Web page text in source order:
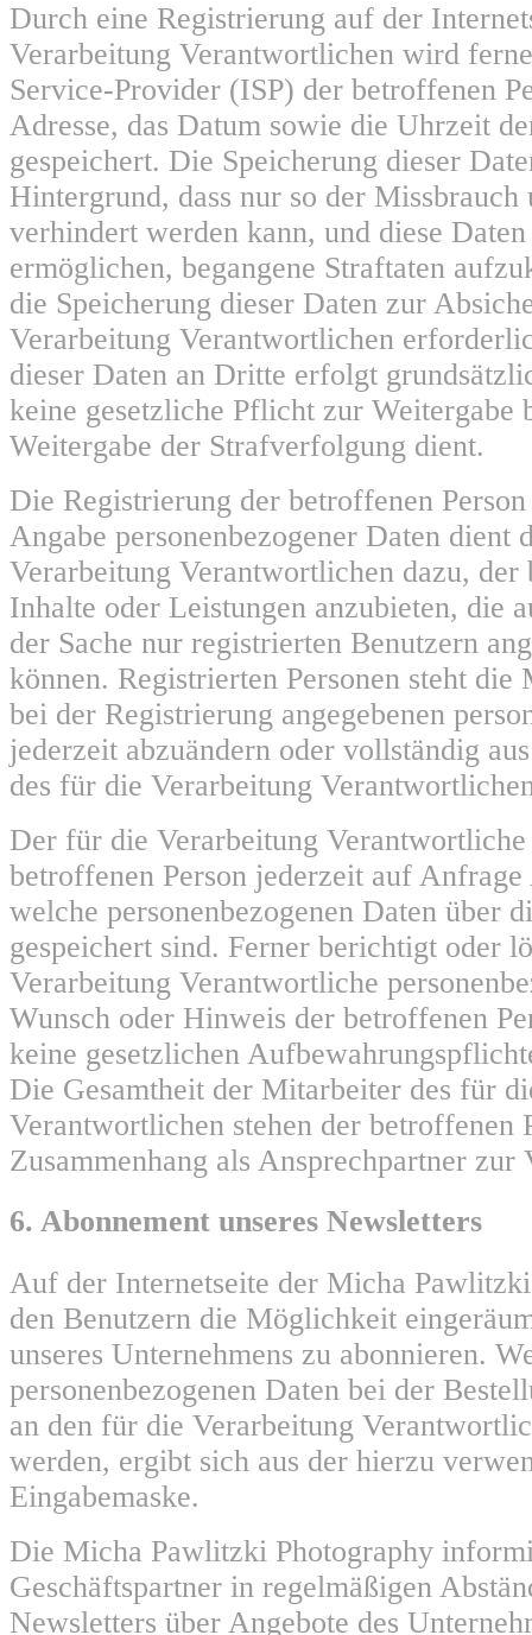
Durch eine Registrierung auf der
Verarbeitung Verantwortlichen wird
Service-Provider (ISP) der betroffenen
Adresse, das Datum sowie die Uhrzeit
gespeichert. Die Speicherung dieser
Hintergrund, dass nur so der Missbrauch
verhindert werden kann, und diese
ermöglichen, begangene Straftaten
die Speicherung dieser Daten zur
Verarbeitung Verantwortlichen
dieser Daten an Dritte erfolgt
keine gesetzliche Pflicht zur Weitergabe
Weitergabe der Strafverfolgung dient.
Die Registrierung der betroffenen
Angabe personenbezogener Daten dient
Verarbeitung Verantwortlichen dazu, der
Inhalte oder Leistungen anzubieten, die
der Sache nur registrierten Benutzern
können. Registrierten Personen steht
bei der Registrierung angegebenen
jederzeit abzuändern oder vollständig
des für die Verarbeitung
Der für die Verarbeitung
betroffenen Person jederzeit auf
welche personenbezogenen Daten über
gespeichert sind. Ferner berichtigt oder
Verarbeitung Verantwortliche
Wunsch oder Hinweis der betroffenen
keine gesetzlichen
Die Gesamtheit der Mitarbeiter des für
Verantwortlichen stehen der betroffenen
Zusammenhang als Ansprechpartner zur
6. Abonnement unseres Newsletters
Auf der Internetseite der Micha
den Benutzern die Möglichkeit
unseres Unternehmens zu abonnieren.
personenbezogenen Daten bei der
an den für die Verarbeitung
werden, ergibt sich aus der hierzu
Eingabemaske.
Die Micha Pawlitzki Photography
Geschäftspartner in regelmäßigen
Newsletters über Angebote des